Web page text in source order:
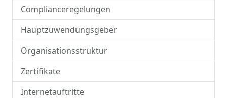
Complianceregelungen
Hauptzuwendungsgeber
Organisationsstruktur
Zertifikate
Internetauftritte